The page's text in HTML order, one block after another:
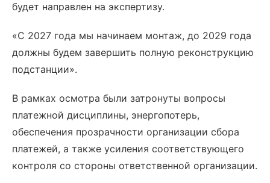
будет направлен на экспертизу.
«С 2027 года мы начинаем монтаж, до 2029 года
должны будем завершить полную реконструкцию
подстанции».
В рамках осмотра были затронуты вопросы
платежной дисциплины, энергопотерь,
обеспечения прозрачности организации сбора
платежей, а также усиления соответствующего
контроля со стороны ответственной организации.